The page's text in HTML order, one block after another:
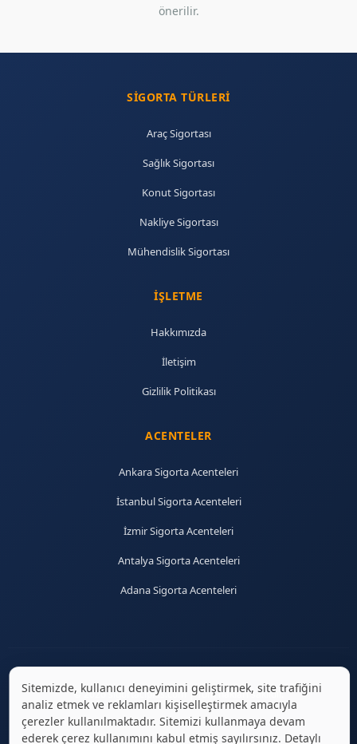
önerilir.
SIGORTA TÜRLERI
Araç Sigortası
Sağlık Sigortası
Konut Sigortası
Nakliye Sigortası
Mühendislik Sigortası
İŞLETME
Hakkımızda
İletişim
Gizlilik Politikası
ACENTELER
Ankara Sigorta Acenteleri
İstanbul Sigorta Acenteleri
İzmir Sigorta Acenteleri
Antalya Sigorta Acenteleri
Adana Sigorta Acenteleri
© 2026 sigortaciplus.com | Tüm hakları saklıdır.
Sitemizde, kullanıcı deneyimini geliştirmek, site trafiğini
analiz etmek ve reklamları kişiselleştirmek amacıyla
çerezler kullanılmaktadır. Sitemizi kullanmaya devam
ederek çerez kullanımını kabul etmiş sayılırsınız. Detaylı